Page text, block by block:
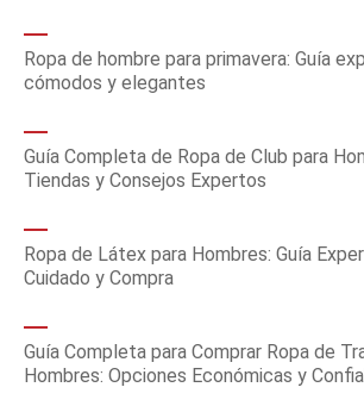
Ropa de hombre para primavera: Guía
cómodos y elegantes
Guía Completa de Ropa de Club para
Tiendas y Consejos Expertos
Ropa de Látex para Hombres: Guía
Cuidado y Compra
Guía Completa para Comprar Ropa de
Hombres: Opciones Económicas y